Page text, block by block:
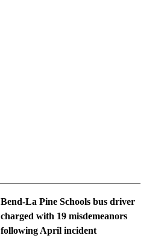
Bend-La Pine Schools bus driver
charged with 19 misdemeanors
following April incident